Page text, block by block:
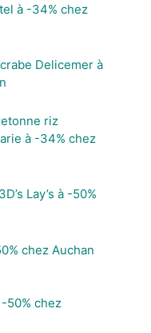
à -34% chez
Delicemer à
riz
à -34% chez
Lay’s à -50%
chez Auchan
50% chez